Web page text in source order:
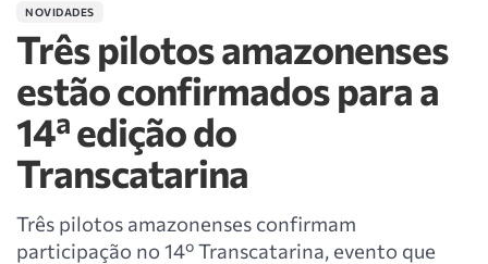
NOVIDADES
Três pilotos amazonenses
estão confirmados para a
14ª edição do
Transcatarina
Três pilotos amazonenses confirmam
participação no 14º Transcatarina, evento que